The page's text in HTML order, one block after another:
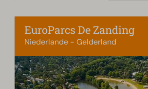
EuroParcs De Zanding
Niederlande - Gelderland